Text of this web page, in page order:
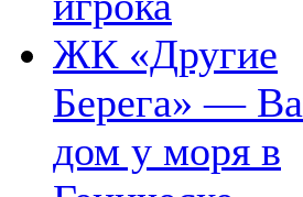
ЖК «Другие
Берега» —
дом у моря в